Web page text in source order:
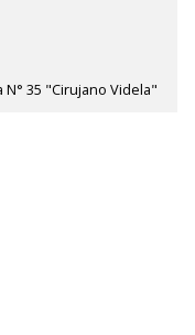
35 "Cirujano Videla"